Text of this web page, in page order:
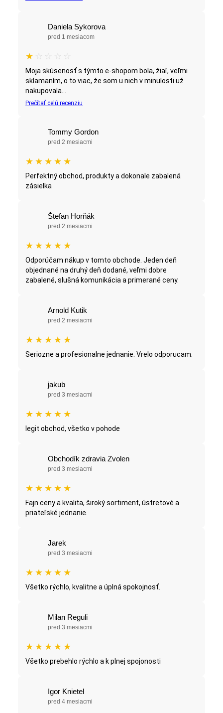
Daniela Sykorova
pred 1 mesiacom
★ ☆ ☆ ☆ ☆
Moja skúsenosť s týmto e-shopom bola, žiaľ, veľmi
sklamaním, o to viac, že som u nich v minulosti už
nakupovala...
Prečítať celú recenziu
Tommy Gordon
pred 2 mesiacmi
★ ★ ★ ★ ★
Perfektný obchod, produkty a dokonale zabalená
zásielka
Štefan Horňák
pred 2 mesiacmi
★ ★ ★ ★ ★
Odporúčam nákup v tomto obchode. Jeden deň
objednané na druhý deň dodané, veľmi dobre
zabalené, slušná komunikácia a primerané ceny.
Arnold Kutik
pred 2 mesiacmi
★ ★ ★ ★ ★
Seriozne a profesionalne jednanie. Vrelo odporucam.
jakub
pred 3 mesiacmi
★ ★ ★ ★ ★
legit obchod, všetko v pohode
Obchodík zdravia Zvolen
pred 3 mesiacmi
★ ★ ★ ★ ★
Fajn ceny a kvalita, široký sortiment, ústretové a
priateľské jednanie.
Jarek
pred 3 mesiacmi
★ ★ ★ ★ ★
Všetko rýchlo, kvalitne a úplná spokojnosť.
Milan Reguli
pred 3 mesiacmi
★ ★ ★ ★ ★
Všetko prebehlo rýchlo a k plnej spojonosti
Igor Knietel
pred 4 mesiacmi